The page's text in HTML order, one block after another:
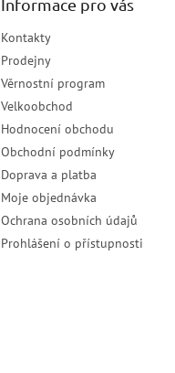
Informace pro vás
Kontakty
Prodejny
Věrnostní program
Velkoobchod
Hodnocení obchodu
Obchodní podmínky
Doprava a platba
Moje objednávka
Ochrana osobních údajů
Prohlášení o přístupnosti